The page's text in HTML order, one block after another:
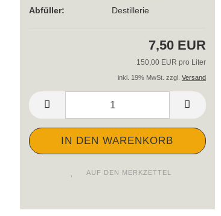
Abfüller:
Destillerie
7,50 EUR
150,00 EUR pro Liter
inkl. 19% MwSt. zzgl. Versand
AUF DEN MERKZETTEL